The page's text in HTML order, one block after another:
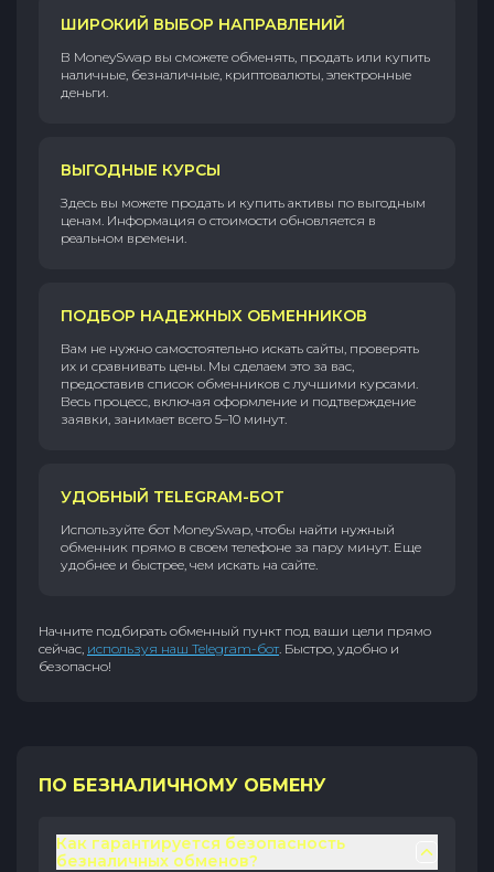
ШИРОКИЙ ВЫБОР НАПРАВЛЕНИЙ
В MoneySwap вы сможете обменять, продать или купить
наличные, безналичные, криптовалюты, электронные
деньги.
ВЫГОДНЫЕ КУРСЫ
Здесь вы можете продать и купить активы по выгодным
ценам. Информация о стоимости обновляется в
реальном времени.
ПОДБОР НАДЕЖНЫХ ОБМЕННИКОВ
Вам не нужно самостоятельно искать сайты, проверять
их и сравнивать цены. Мы сделаем это за вас,
предоставив список обменников с лучшими курсами.
Весь процесс, включая оформление и подтверждение
заявки, занимает всего 5–10 минут.
УДОБНЫЙ TELEGRAM-БОТ
Используйте бот MoneySwap, чтобы найти нужный
обменник прямо в своем телефоне за пару минут. Еще
удобнее и быстрее, чем искать на сайте.
Начните подбирать обменный пункт под ваши цели прямо
сейчас, используя наш Telegram-бот. Быстро, удобно и
безопасно!
ПО БЕЗНАЛИЧНОМУ ОБМЕНУ
Как гарантируется безопасность
безналичных обменов?